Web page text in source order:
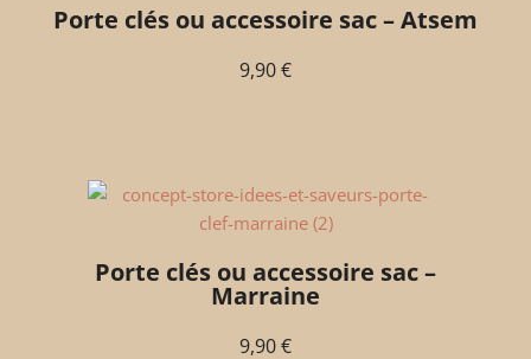
Porte clés ou accessoire sac – Atsem
9,90€
Porte clés ou accessoire sac –
Marraine
9,90€